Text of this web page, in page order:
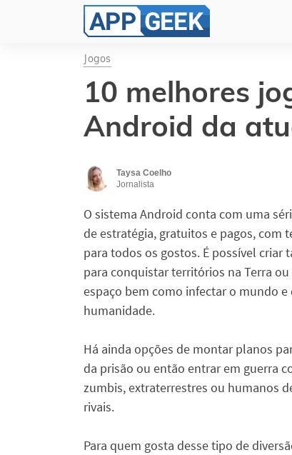
Jogos
10 melhores
Android da
Taysa Coelho
Jornalista
O sistema Android conta com uma
de estratégia, gratuitos e pagos, com
para todos os gostos. É possível criar
para conquistar territórios na Terra ou
espaço bem como infectar o mundo e
humanidade.
Há ainda opções de montar planos
da prisão ou então entrar em guerra
zumbis, extraterrestres ou humanos
rivais.
Para quem gosta desse tipo de